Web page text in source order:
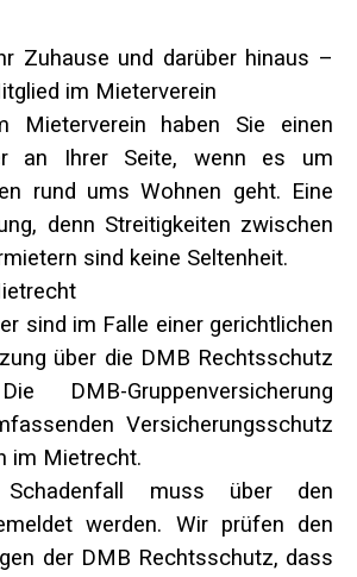
Zuhause und darüber hinaus –
im Mieterverein
Mieterverein haben Sie einen
an Ihrer Seite, wenn es um
rund ums Wohnen geht. Eine
denn Streitigkeiten zwischen
sind keine Seltenheit.
sind im Falle einer gerichtlichen
über die DMB Rechtsschutz
DMB-Gruppenversicherung
Versicherungsschutz
im Mietrecht.
muss über den
werden. Wir prüfen den
der DMB Rechtsschutz, dass